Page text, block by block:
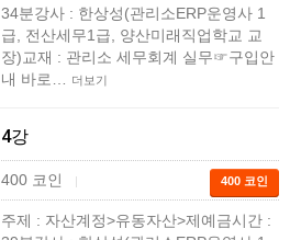
34분강사 : 한상성(관리소ERP운영사 1
급, 전산세무1급, 양산미래직업학교 교
장)교재 : 관리소 세무회계 실무☞구입안
내 바로…
더보기
4강
400 코인 | 400 코인
주제 : 자산계정>유동자산>제예금시간 :